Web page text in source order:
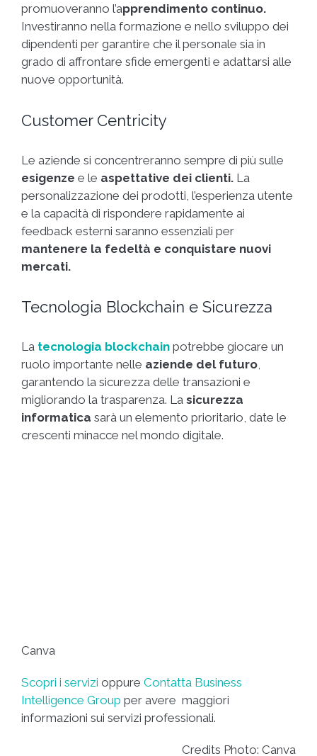
promuoveranno l’apprendimento continuo.
Investiranno nella formazione e nello sviluppo dei
dipendenti per garantire che il personale sia in
grado di affrontare sfide emergenti e adattarsi alle
nuove opportunità.
Customer Centricity
Le aziende si concentreranno sempre di più sulle
esigenze e le aspettative dei clienti. La
personalizzazione dei prodotti, l’esperienza utente
e la capacità di rispondere rapidamente ai
feedback esterni saranno essenziali per
mantenere la fedeltà e conquistare nuovi
mercati.
Tecnologia Blockchain e Sicurezza
La tecnologia blockchain potrebbe giocare un
ruolo importante nelle aziende del futuro,
garantendo la sicurezza delle transazioni e
migliorando la trasparenza. La sicurezza
informatica sarà un elemento prioritario, date le
crescenti minacce nel mondo digitale.
Canva
Scopri i servizi oppure Contatta Business
Intelligence Group per avere maggiori
informazioni sui servizi professionali.
Credits Photo: Canva